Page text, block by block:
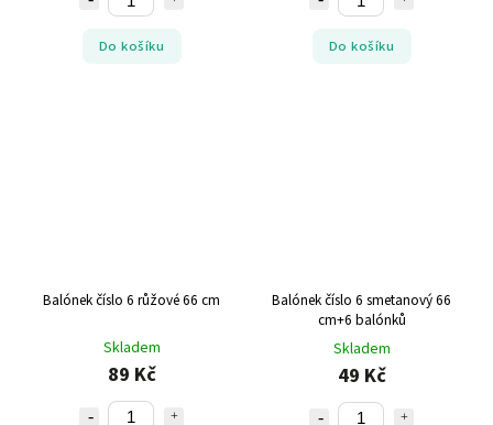
Do košíku Do košíku
Balónek číslo 6 růžové 66 cm
Skladem
89 Kč
Balónek číslo 6 smetanový 66
cm+6 balónků
Skladem
49 Kč